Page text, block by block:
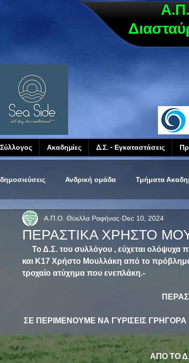
Σύλλογος Ακαδημίες Δ.Σ. - Εγκαταστάσεις
Ανδρική ομάδα Τμήματα
ΠΕΡΑΣΤΙΚΑ ΧΡΗΣΤΟ
Α.Π.Ο. Θύελλα Ραφήνας Dec 10, 2024
Το Δ.Σ. του συλλόγου , εύχεται ολόψυχα
και Κ17 Χρήστο Μουλλάκη από το
τροχαίο ατύχημα που ενεπλάκη.-
ΣΕ ΠΕΡΙΜΕΝΟΥΜΕ ΝΑ ΓΥΡΙΣΕΙΣ
ΑΠΟ ΤΟ